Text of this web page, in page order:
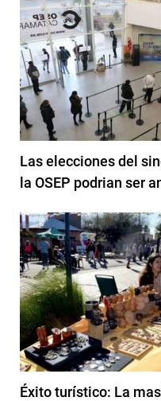
Las elecciones del
la OSEP podrian ser
Éxito turístico: La